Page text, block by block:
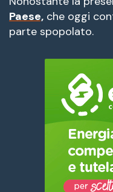
Paese, che oggi
parte spopolato.